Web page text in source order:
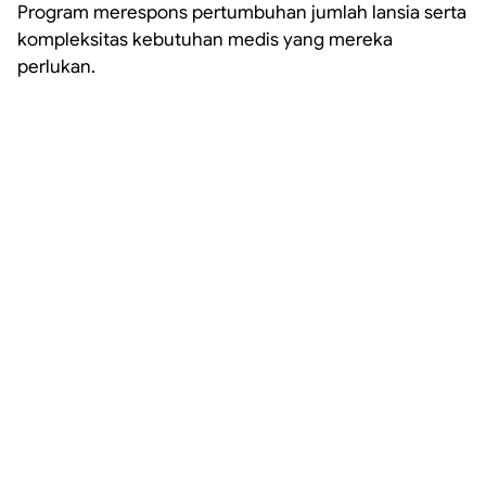
Program merespons pertumbuhan jumlah lansia serta
kompleksitas kebutuhan medis yang mereka
perlukan.